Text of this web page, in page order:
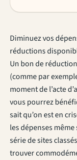
Diminuez vos
réductions
Un bon de
(comme par
moment de l’acte
vous pourrez
sait qu’on est en
les dépenses
série de sites
trouver